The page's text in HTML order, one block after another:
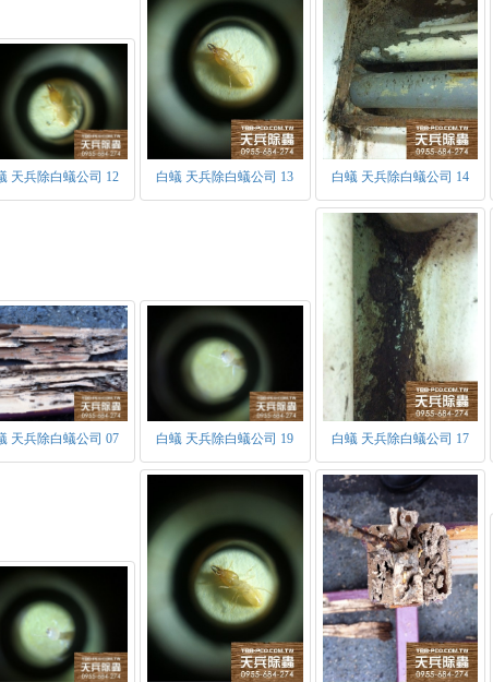
蟻的階級組織：
蟻是具有組織及階級系統的群體以台灣家白蟻為例，可分為生殖
殖型：
翅繁殖蟻：具有等長的四翅，飛翔力不強具趨光性。當白蟻族群
熟期。當環境條件適宜時，群體分飛出巢，準備交配所以又稱為分
，雄追雌尾端為追尾現象，並開始於隱密處產生新族群。為蟻王蟻
王和蟻后：當有翅繁殖蟻，雌雄交配後開始繁延後代時，便成為
單複眼及殘存的翅鱗，交配後蟻后腹部增大可長至5公分。首批產
當工蟻發育成熟能照顧蟻后時，便開始大約提高產率。壽命約10至
蟻王蟻后替補。
生殖型：
蟻：頭呈紅褐色為主要特徵，具有內灣之大顎用於鉗咬、撕裂外
族群數量中僅次於工蟻，主要用於保護族群。另外作用與蟻后相同
種成蟲。
蟻：為族群內數量最多之蟻種，因數量最多為防治白蟻中主要的
天兵除白蟻公司 12 白蟻 天兵除白蟻公司 13 白蟻 天兵除白蟻公司 14
天兵除白蟻公司 07 白蟻 天兵除白蟻公司 19 白蟻 天兵除白蟻公司 17